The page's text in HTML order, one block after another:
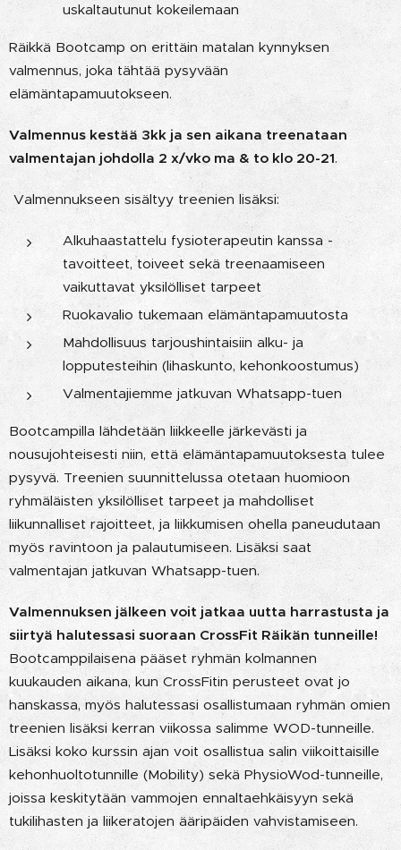
uskaltautunut kokeilemaan
Räikkä Bootcamp on erittäin matalan kynnyksen
valmennus, joka tähtää pysyvään
elämäntapamuutokseen.
Valmennus kestää 3kk ja sen aikana treenataan
valmentajan johdolla 2 x/vko ma & to klo 20-21.
Valmennukseen sisältyy treenien lisäksi:
Alkuhaastattelu fysioterapeutin kanssa -
tavoitteet, toiveet sekä treenaamiseen
vaikuttavat yksilölliset tarpeet
Ruokavalio tukemaan elämäntapamuutosta
Mahdollisuus tarjoushintaisiin alku- ja
lopputesteihin (lihaskunto, kehonkoostumus)
Valmentajiemme jatkuvan Whatsapp-tuen
Bootcampilla lähdetään liikkeelle järkevästi ja
nousujohteisesti niin, että elämäntapamuutoksesta tulee
pysyvä. Treenien suunnittelussa otetaan huomioon
ryhmäläisten yksilölliset tarpeet ja mahdolliset
liikunnalliset rajoitteet, ja liikkumisen ohella paneudutaan
myös ravintoon ja palautumiseen. Lisäksi saat
valmentajan jatkuvan Whatsapp-tuen.
Valmennuksen jälkeen voit jatkaa uutta harrastusta ja
siirtyä halutessasi suoraan CrossFit Räikän tunneille!
Bootcamppilaisena pääset ryhmän kolmannen
kuukauden aikana, kun CrossFitin perusteet ovat jo
hanskassa, myös halutessasi osallistumaan ryhmän omien
treenien lisäksi kerran viikossa salimme WOD-tunneille.
Lisäksi koko kurssin ajan voit osallistua salin viikoittaisille
kehonhuoltotunnille (Mobility) sekä PhysioWod-tunneille,
joissa keskitytään vammojen ennaltaehkäisyyn sekä
tukilihasten ja liikeratojen ääripäiden vahvistamiseen.